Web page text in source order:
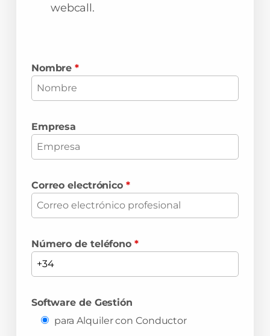
webcall.
Nombre*
Empresa
Correo electrónico *
Número de teléfono *
Software de Gestión
para Alquiler con Conductor